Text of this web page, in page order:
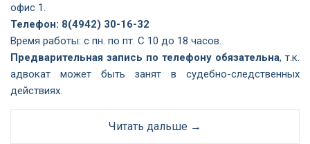
офис 1.
Телефон: 8(4942) 30-16-32
Время работы: с пн. по пт. С 10 до 18 часов.
Предварительная запись по телефону обязательна, т.к.
адвокат может быть занят в судебно-следственных
действиях.
Читать дальше →